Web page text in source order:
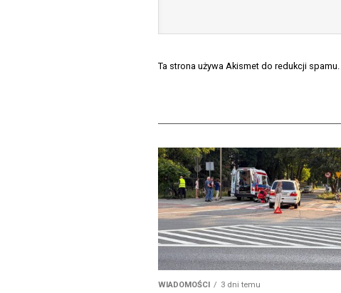
Ta strona używa Akismet do redukcji spamu.
WIADOMOŚCI 3 dni temu